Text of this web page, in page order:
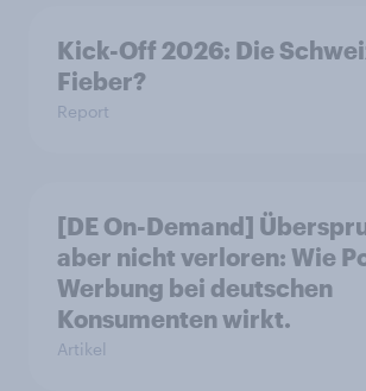
Kick-Off 2026: Die
Fieber?​
Report
[DE On-Demand]
aber nicht verloren: Wie
Werbung bei deutschen
Konsumenten wirkt.
Artikel